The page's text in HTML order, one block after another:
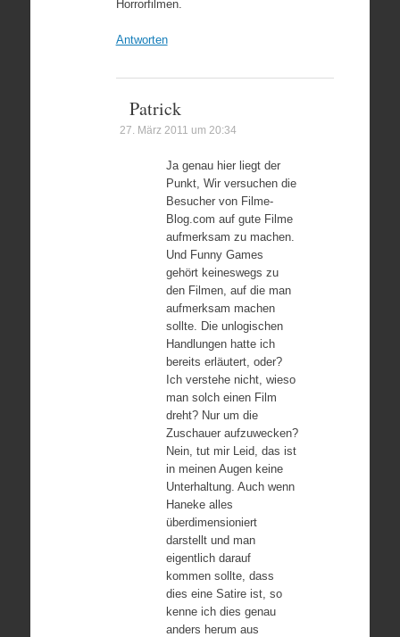
Horrorfilmen.
Antworten
Patrick
27. März 2011 um 20:34
Ja genau hier liegt der
Punkt, Wir versuchen die
Besucher von Filme-
Blog.com auf gute Filme
aufmerksam zu machen.
Und Funny Games
gehört keineswegs zu
den Filmen, auf die man
aufmerksam machen
sollte. Die unlogischen
Handlungen hatte ich
bereits erläutert, oder?
Ich verstehe nicht, wieso
man solch einen Film
dreht? Nur um die
Zuschauer aufzuwecken?
Nein, tut mir Leid, das ist
in meinen Augen keine
Unterhaltung. Auch wenn
Haneke alles
überdimensioniert
darstellt und man
eigentlich darauf
kommen sollte, dass
dies eine Satire ist, so
kenne ich dies genau
anders herum aus